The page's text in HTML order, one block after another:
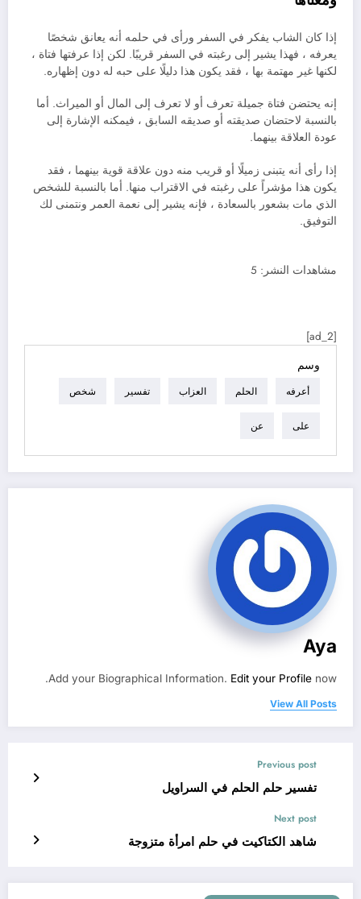
إذا كان الشاب يفكر في السفر ورأى في حلمه أنه يعانق شخصًا
يعرفه ، فهذا يشير إلى رغبته في السفر قريبًا. لكن إذا عرفتها فتاة ،
لكنها غير مهتمة بها ، فقد يكون هذا دليلًا على حبه له دون إظهاره.
إنه يحتضن فتاة جميلة تعرف أو لا تعرف إلى المال أو الميراث. أما
بالنسبة لاحتضان صديقته أو صديقه السابق ، فيمكنه الإشارة إلى
عودة العلاقة بينهما.
إذا رأى أنه يتبنى زميلًا أو قريب منه دون علاقة قوية بينهما ، فقد
يكون هذا مؤشراً على رغبته في الاقتراب منها. أما بالنسبة للشخص
الذي مات بشعور بالسعادة ، فإنه يشير إلى نعمة العمر ونتمنى لك
التوفيق.
مشاهدات النشر: 5
[ad_2]
وسم
أعرفه الحلم العزاب تفسير شخص
على عن
Aya
Add your Biographical Information. Edit your Profile now.
View All Posts
Previous post
تفسير حلم الحلم في السراويل
Next post
شاهد الكتاكيت في حلم امرأة متزوجة